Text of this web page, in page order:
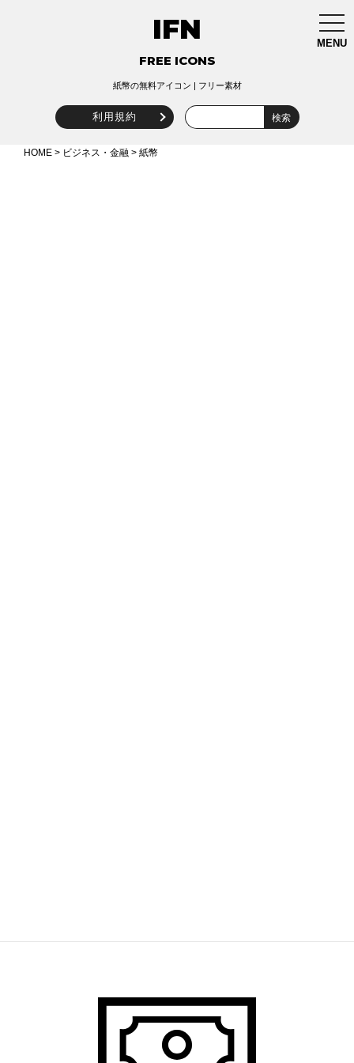
MENU
IFN
FREE ICONS
紙幣の無料アイコン | フリー素材
利用規約
HOME > ビジネス・金融 > 紙幣